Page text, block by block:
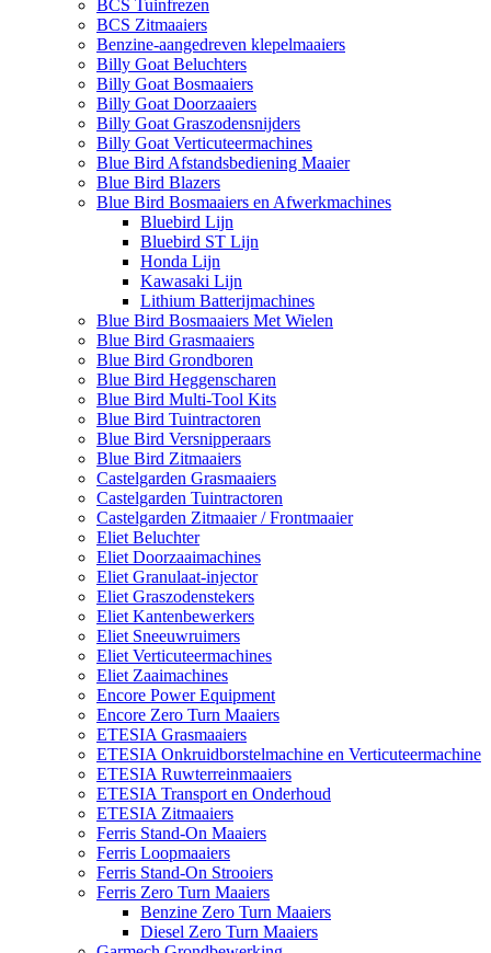
BCS Tuinfrezen
BCS Zitmaaiers
Benzine-aangedreven klepelmaaiers
Billy Goat Beluchters
Billy Goat Bosmaaiers
Billy Goat Doorzaaiers
Billy Goat Graszodensnijders
Billy Goat Verticuteermachines
Blue Bird Afstandsbediening Maaier
Blue Bird Blazers
Blue Bird Bosmaaiers en Afwerkmachines
Bluebird Lijn
Bluebird ST Lijn
Honda Lijn
Kawasaki Lijn
Lithium Batterijmachines
Blue Bird Bosmaaiers Met Wielen
Blue Bird Grasmaaiers
Blue Bird Grondboren
Blue Bird Heggenscharen
Blue Bird Multi-Tool Kits
Blue Bird Tuintractoren
Blue Bird Versnipperaars
Blue Bird Zitmaaiers
Castelgarden Grasmaaiers
Castelgarden Tuintractoren
Castelgarden Zitmaaier / Frontmaaier
Eliet Beluchter
Eliet Doorzaaimachines
Eliet Granulaat-injector
Eliet Graszodenstekers
Eliet Kantenbewerkers
Eliet Sneeuwruimers
Eliet Verticuteermachines
Eliet Zaaimachines
Encore Power Equipment
Encore Zero Turn Maaiers
ETESIA Grasmaaiers
ETESIA Onkruidborstelmachine en Verticuteermachine
ETESIA Ruwterreinmaaiers
ETESIA Transport en Onderhoud
ETESIA Zitmaaiers
Ferris Stand-On Maaiers
Ferris Loopmaaiers
Ferris Stand-On Strooiers
Ferris Zero Turn Maaiers
Benzine Zero Turn Maaiers
Diesel Zero Turn Maaiers